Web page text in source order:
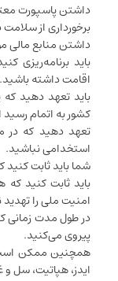
داشتن پاسپورت
برخورداری از
داشتن منابع مالی
باید برنامه‌ریزی
اقامت داشته باشید.
باید تعهد دهید که
کشور به اتمام
تعهد دهید که در
استخدامی نباشید.
شما باید ثابت
باید ثابت کنید
امنیت ملی را تهدید
در طول مدت زمانی
پیروی می‌کنید.
همچنین ممکن است
ایدز، هپاتیت، سل و